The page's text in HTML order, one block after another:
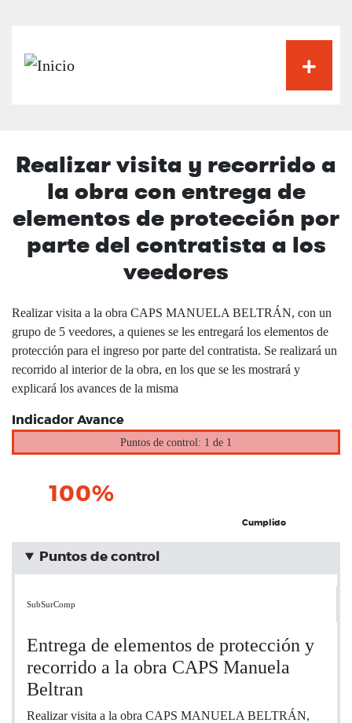
Realizar visita y recorrido a
la obra con entrega de
elementos de protección por
parte del contratista a los
veedores
Realizar visita a la obra CAPS MANUELA BELTRÁN, con un
grupo de 5 veedores, a quienes se les entregará los elementos de
protección para el ingreso por parte del contratista. Se realizará un
recorrido al interior de la obra, en los que se les mostrará y
explicará los avances de la misma
Indicador Avance
Puntos de control: 1 de 1
100%
Cumplido
Puntos de control
SubSurComp
Entrega de elementos de protección y
recorrido a la obra CAPS Manuela
Beltran
Realizar visita a la obra CAPS MANUELA BELTRÁN,